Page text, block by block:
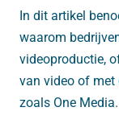
In dit artikel
waarom
videoproductie,
van video of met
zoals One Media.